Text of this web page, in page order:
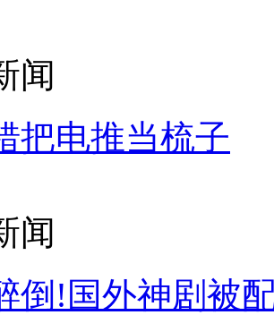
闻
把电推当梳子
闻
倒!国外神剧被